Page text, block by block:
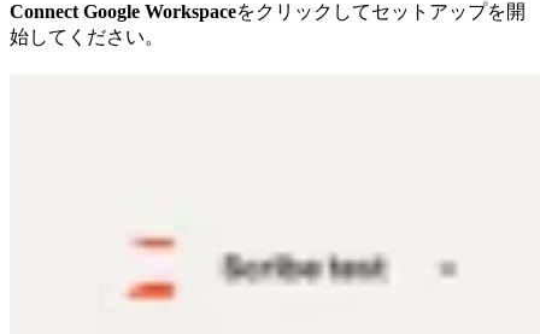
Connect Google Workspaceをクリックしてセットアップを開
始してください。